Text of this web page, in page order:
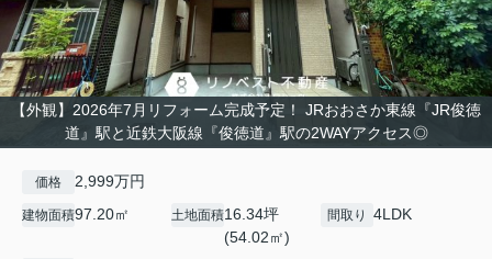
【外観】2026年7月リフォーム完成予定！ JRおおさか東線『JR俊徳
道』駅と近鉄大阪線『俊徳道』駅の2WAYアクセス◎
価格 2,999万円
建物面積97.20㎡ 土地面積16.34坪
(54.02㎡)
間取り 4LDK